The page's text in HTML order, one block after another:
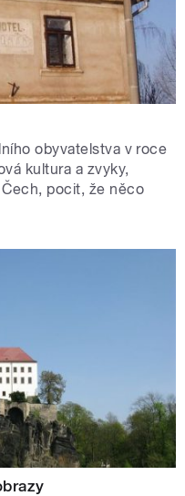
obyvatelstva v roce
kultura a zvyky,
pocit, že něco